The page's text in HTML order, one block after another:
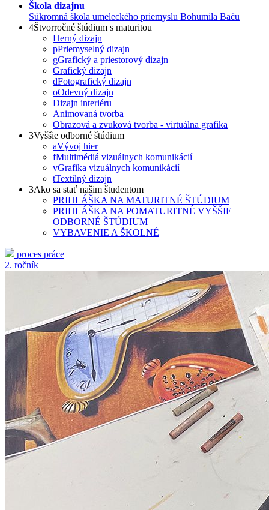
Škola dizajnu
Súkromná škola umeleckého priemyslu Bohumila Baču
4Štvorročné štúdium s maturitou
Herný dizajn
pPriemyselný dizajn
gGrafický a priestorový dizajn
Grafický dizajn
dFotografický dizajn
oOdevný dizajn
Dizajn interiéru
Animovaná tvorba
Obrazová a zvuková tvorba - virtuálna grafika
3Vyššie odborné štúdium
aVývoj hier
fMultimédiá vizuálnych komunikácií
vGrafika vizuálnych komunikácií
tTextilný dizajn
3Ako sa stať našim študentom
PRIHLÁŠKA NA MATURITNÉ ŠTÚDIUM
PRIHLÁŠKA NA POMATURITNÉ VYŠŠIE
ODBORNÉ ŠTÚDIUM
VYBAVENIE A ŠKOLNÉ
proces práce
2. ročník